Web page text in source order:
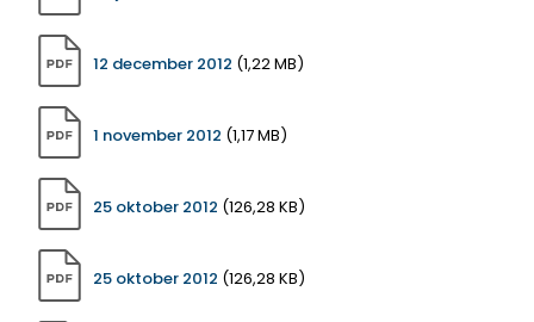
12 december 2012 (1,22 MB)
1 november 2012 (1,17 MB)
25 oktober 2012 (126,28 KB)
25 oktober 2012 (126,28 KB)